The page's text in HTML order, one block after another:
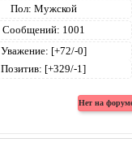
Пол: Мужской
Сообщений: 1001
Уважение: [+72/-0]
Позитив: [+329/-1]